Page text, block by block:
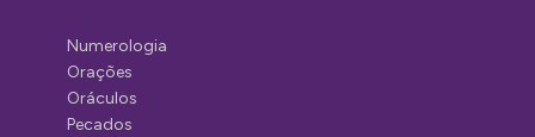
Numerologia
Orações
Oráculos
Pecados